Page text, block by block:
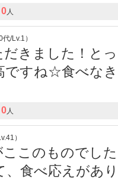
0 人
/Lv.1）
きました！と
ですね☆食べな
0 人
）
ここのものでし
食べ応えがあ